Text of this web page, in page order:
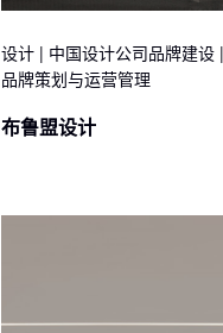
设计 | 中国设计公司品牌建
品牌策划与运营管理
布鲁盟设计